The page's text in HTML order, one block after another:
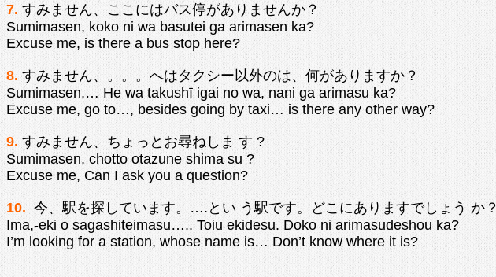
7.すみません、ここにはバス停がありませんか？
Sumimasen, koko ni wa basutei ga arimasen ka?
Excuse me, is there a bus stop here?
8. すみません、。。。へはタクシー以外のは、何がありますか？
Sumimasen,… He wa takushī igai no wa, nani ga arimasu ka?
Excuse me, go to…, besides going by taxi… is there any other way?
9. すみません、ちょっとお尋ねしま す ?
Sumimasen, chotto otazune shima su ?
Excuse me, Can I ask you a question?
10. 今、駅を探しています。….とい う駅です。どこにありますでしょう か？
Ima,-eki o sagashiteimasu….. Toiu ekidesu. Doko ni arimasudeshou ka?
I’m looking for a station, whose name is… Don’t know where it is?